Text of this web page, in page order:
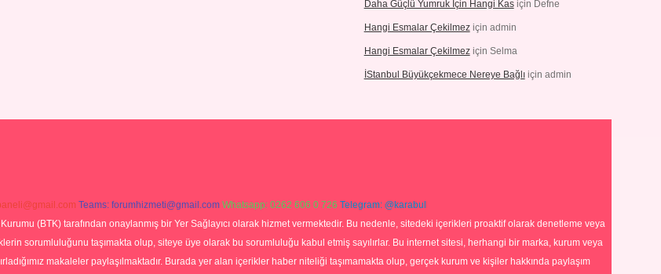
Daha Güçlü Yumruk Için Hangi Kasiçin Defne
Hangi Esmalar Çekilmeziçin admin
Hangi Esmalar Çekilmeziçin Selma
İStanbul Büyükçekmece Nereye Bağlıiçin admin
Teams: forumhizmeti@gmail.com Whatsapp: 0262 606 0 726 Telegram: @karabul
(BTK) tarafından onaylanmış bir Yer Sağlayıcı olarak hizmet vermektedir. Bu nedenle, sitedeki içerikleri proaktif olarak denetleme veya
sorumluluğunu taşımakta olup, siteye üye olarak bu sorumluluğu kabul etmiş sayılırlar. Bu internet sitesi, herhangi bir marka, kurum veya
makaleler paylaşılmaktadır. Burada yer alan içerikler haber niteliği taşımamakta olup, gerçek kurum ve kişiler hakkında paylaşım